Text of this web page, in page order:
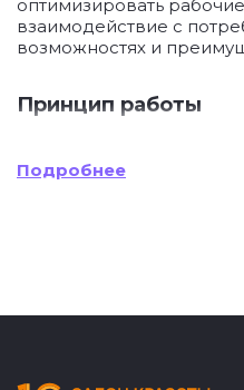
оптимизировать
взаимодействие с
возможностях и
Принцип работы
1С:Салон красоты
настроить функционал
уровень посещаемости,
Подробнее